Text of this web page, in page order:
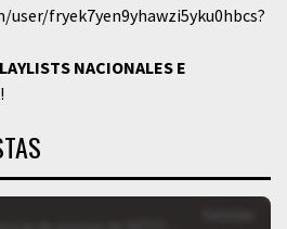
fryek7yen9yhawzi5yku0hbcs?
NACIONALES E
!